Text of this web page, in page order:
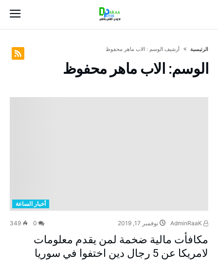
‫الرئيسية‬ ‫أرشيف الوسم :‬ الاب ماهر محفوظ
الوسم: الاب ماهر محفوظ
أخبار الساعة
نوفمبر 17, 2019 349
مكافأت مالية ضخمة لمن يقدم معلومات
لامريكا عن 5 رجال دين اختفوا في سوريا